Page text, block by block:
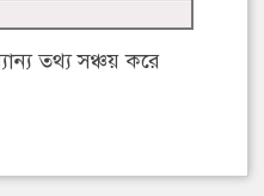
তথ্য সঞ্চয় করে